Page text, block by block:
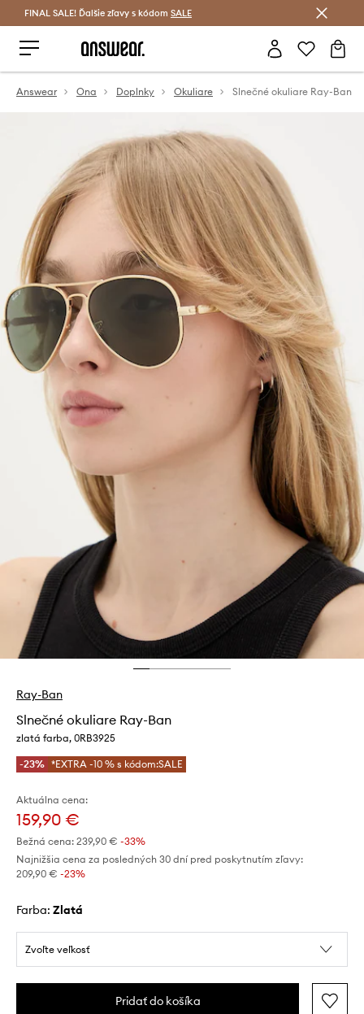
Šetrite s Answear Club >
FINAL SALE! Ďalšie zľavy s kódom SALE
Answear Ona Doplnky Okuliare Slnečné okuliare Ray-Ban
Ray-Ban
Slnečné okuliare Ray-Ban
zlatá farba, 0RB3925
-23% *EXTRA -10 % s kódom:SALE
Aktuálna cena:
159,90 €
Bežná cena: 239,90 € -33%
Najnižšia cena za posledných 30 dní pred poskytnutím zľavy:
209,90 € -23%
Farba: zlatá
Zvoľte veľkosť
Pridať do košíka